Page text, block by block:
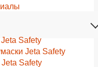
Safety
Jeta Safety
Safety